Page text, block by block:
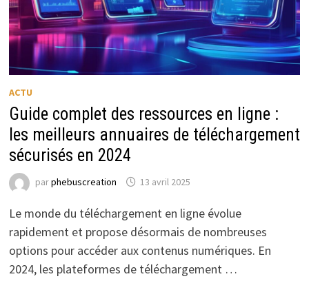
ACTU
Guide complet des ressources en ligne :
les meilleurs annuaires de téléchargement
sécurisés en 2024
parphebuscreation 13 avril 2025
Le monde du téléchargement en ligne évolue
rapidement et propose désormais de nombreuses
options pour accéder aux contenus numériques. En
2024, les plateformes de téléchargement …